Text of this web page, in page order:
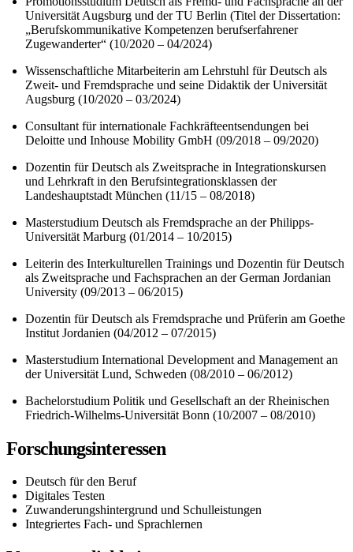
Universität Augsburg und der TU Berlin (Titel der Dissertation:
„Berufskommunikative Kompetenzen berufserfahrener
Zugewanderter“ (10/2020 – 04/2024)
Wissenschaftliche Mitarbeiterin am Lehrstuhl für Deutsch als
Zweit- und Fremdsprache und seine Didaktik der Universität
Augsburg (10/2020 – 03/2024)
Consultant für internationale Fachkräfteentsendungen bei
Deloitte und Inhouse Mobility GmbH (09/2018 – 09/2020)
Dozentin für Deutsch als Zweitsprache in Integrationskursen
und Lehrkraft in den Berufsintegrationsklassen der
Landeshauptstadt München (11/15 – 08/2018)
Masterstudium Deutsch als Fremdsprache an der Philipps-
Universität Marburg (01/2014 – 10/2015)
Leiterin des Interkulturellen Trainings und Dozentin für Deutsch
als Zweitsprache und Fachsprachen an der German Jordanian
University (09/2013 – 06/2015)
Dozentin für Deutsch als Fremdsprache und Prüferin am Goethe
Institut Jordanien (04/2012 – 07/2015)
Masterstudium International Development and Management an
der Universität Lund, Schweden (08/2010 – 06/2012)
Bachelorstudium Politik und Gesellschaft an der Rheinischen
Friedrich-Wilhelms-Universität Bonn (10/2007 – 08/2010)
Forschungsinteressen
Deutsch für den Beruf
Digitales Testen
Zuwanderungshintergrund und Schulleistungen
Integriertes Fach- und Sprachlernen